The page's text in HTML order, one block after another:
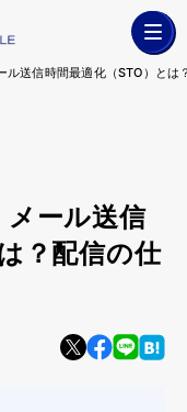
ル送信時間最適化（STO）と
メール送信
？配信の仕